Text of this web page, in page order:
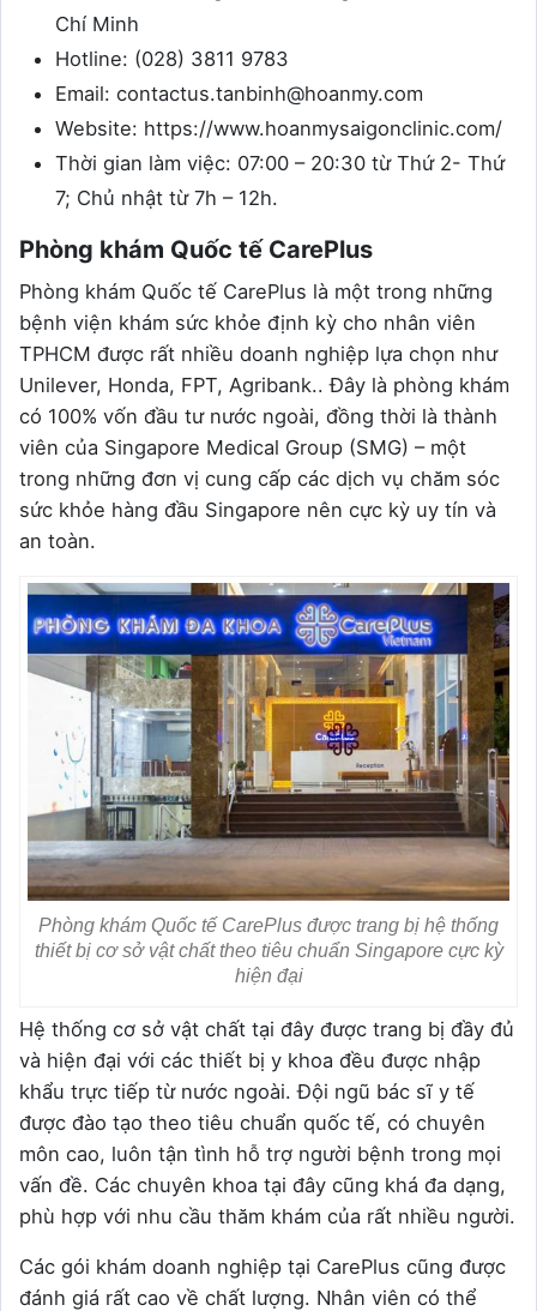
Chí Minh
Hotline: (028) 3811 9783
Email: contactus.tanbinh@hoanmy.com
Website: https://www.hoanmysaigonclinic.com/
Thời gian làm việc: 07:00 – 20:30 từ Thứ 2- Thứ
7; Chủ nhật từ 7h – 12h.
Phòng khám Quốc tế CarePlus
Phòng khám Quốc tế CarePlus là một trong những
bệnh viện khám sức khỏe định kỳ cho nhân viên
TPHCM được rất nhiều doanh nghiệp lựa chọn như
Unilever, Honda, FPT, Agribank.. Đây là phòng khám
có 100% vốn đầu tư nước ngoài, đồng thời là thành
viên của Singapore Medical Group (SMG) – một
trong những đơn vị cung cấp các dịch vụ chăm sóc
sức khỏe hàng đầu Singapore nên cực kỳ uy tín và
an toàn.
Phòng khám Quốc tế CarePlus được trang bị hệ thống
thiết bị cơ sở vật chất theo tiêu chuẩn Singapore cực kỳ
hiện đại
Hệ thống cơ sở vật chất tại đây được trang bị đầy đủ
và hiện đại với các thiết bị y khoa đều được nhập
khẩu trực tiếp từ nước ngoài. Đội ngũ bác sĩ y tế
được đào tạo theo tiêu chuẩn quốc tế, có chuyên
môn cao, luôn tận tình hỗ trợ người bệnh trong mọi
vấn đề. Các chuyên khoa tại đây cũng khá đa dạng,
phù hợp với nhu cầu thăm khám của rất nhiều người.
Các gói khám doanh nghiệp tại CarePlus cũng được
đánh giá rất cao về chất lượng. Nhân viên có thể